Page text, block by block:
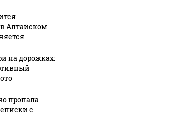
и
никто не ждал: как
в Алтайском
на дорожках:
пропала
с